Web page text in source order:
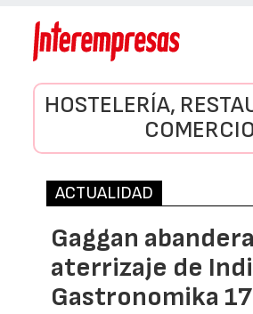
HOSTELERÍA,
COMERCIO
ACTUALIDAD
Gaggan
aterrizaje de
Gastronomika 17